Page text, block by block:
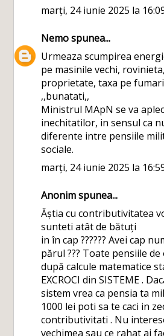
marți, 24 iunie 2025 la
Nemospunea...
Urmeaza scumpirea
pe masinile vechi,
proprietate, taxa pe
,,bunatati,,
Ministrul MApN se va
inechitatilor, in sensul ca
diferente intre pensiile
sociale.
marți, 24 iunie 2025 la
Anonim spunea...
Ăștia cu contributivitatea
sunteti atât de bătuți
in în cap ?????? Avei cap
părul ??? Toate pensiile
după calcule matematice
EXCROCI din SISTEME .
sistem vrea ca pensia ta
1000 lei poti sa te caci in
contributivitati . Nu
vechimea sau ce rahat ai